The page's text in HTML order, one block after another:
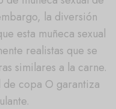
la diversión
esta muñeca sexual
realistas que se
similares a la carne.
de copa O garantiza